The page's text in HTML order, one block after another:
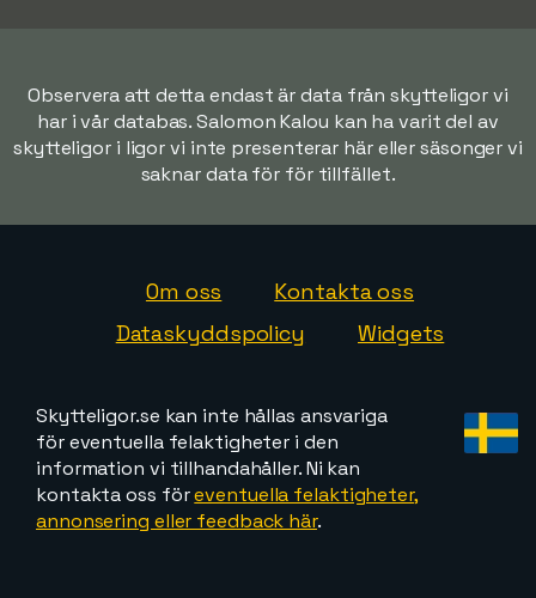
Observera att detta endast är data från skytteligor vi
har i vår databas. Salomon Kalou kan ha varit del av
skytteligor i ligor vi inte presenterar här eller säsonger vi
saknar data för för tillfället.
Om oss
Kontakta oss
Dataskyddspolicy
Widgets
Skytteligor.se kan inte hållas ansvariga
för eventuella felaktigheter i den
information vi tillhandahåller. Ni kan
kontakta oss föreventuella felaktigheter,
annonsering eller feedback här.